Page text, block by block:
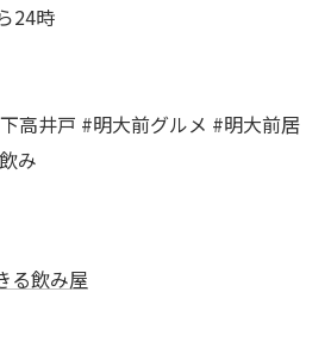
24時
高井戸 #明大前グルメ #明大前居
み
る飲み屋